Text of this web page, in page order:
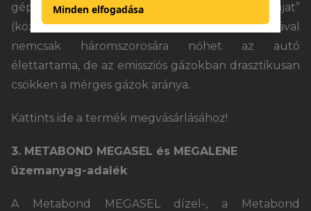
gépjárművekhez ajánljuk, amelyek „eszik az olajat”
(közel 1 liter/1000 km). Rendszeres használatával
nemcsak háromszorosára nőhet az autó
élettartama, de az emissziós gázokban drasztikusan
csökken a mérges gázok aránya.
Kattints ide a termék megvásárlásához!
3. METABOND MEGASEL és MEGALENE
üzemanyag-adalék
A Metabond MEGASEL dízel-, a Metabond
Minden elfogadása